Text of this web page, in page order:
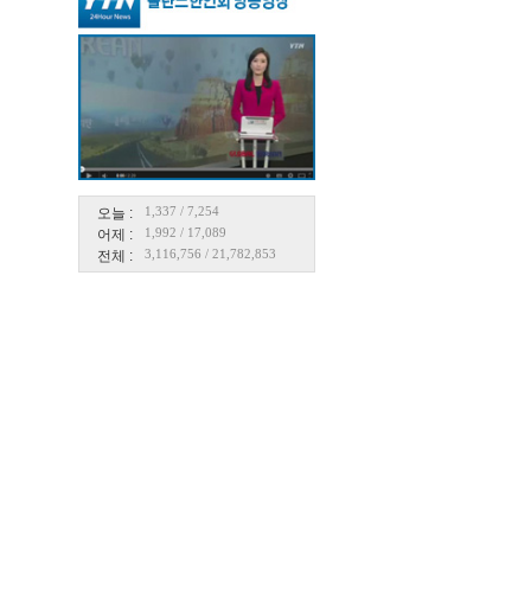
오늘 : 1,337 / 7,254
어제 : 1,992 / 17,089
전체 : 3,116,756 / 21,782,853